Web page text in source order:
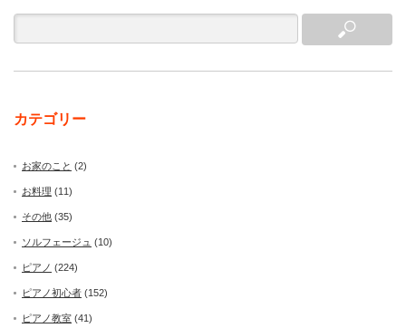
カテゴリー
お家のこと (2)
お料理 (11)
その他 (35)
ソルフェージュ (10)
ピアノ (224)
ピアノ初心者 (152)
ピアノ教室 (41)